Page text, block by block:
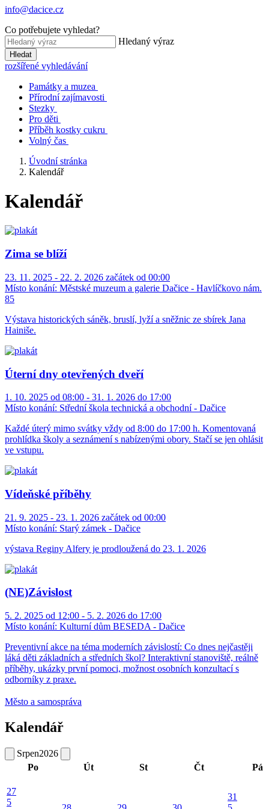
info@dacice.cz
Co potřebujete vyhledat?
Hledaný výraz
Hledat
rozšířené vyhledávání
Památky a muzea
Přírodní zajímavosti
Stezky
Pro děti
Příběh kostky cukru
Volný čas
Úvodní stránka
Kalendář
Kalendář
Zima se blíží
23. 11. 2025 - 22. 2. 2026 začátek od 00:00
Místo konání: Městské muzeum a galerie Dačice - Havlíčkovo nám.
85
Výstava historických sáněk, bruslí, lyží a sněžnic ze sbírek Jana
Hainiše.
Úterní dny otevřených dveří
1. 10. 2025 od 08:00 - 31. 1. 2026 do 17:00
Místo konání: Střední škola technická a obchodní - Dačice
Každé úterý mimo svátky vždy od 8:00 do 17:00 h. Komentovaná
prohlídka školy a seznámení s nabízenými obory. Stačí se jen ohlásit
ve vstupu.
Vídeňské příběhy
21. 9. 2025 - 23. 1. 2026 začátek od 00:00
Místo konání: Starý zámek - Dačice
výstava Reginy Alfery je prodloužená do 23. 1. 2026
(NE)Závislost
5. 2. 2025 od 12:00 - 5. 2. 2026 do 17:00
Místo konání: Kulturní dům BESEDA - Dačice
Preventivní akce na téma moderních závislostí: Co dnes nejčastěji
láká děti základních a středních škol? Interaktivní stanoviště, reálně
příběhy, ukázky první pomoci, možnost osobních konzultací s
odborníky z praxe.
Město a samospráva
Kalendář
Srpen2026
Po
Út St Čt Pá
27
5
31